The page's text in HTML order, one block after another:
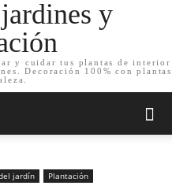
y
y cuidar tus plantas de interior
Decoración 100% con plantas
jardín Plantación